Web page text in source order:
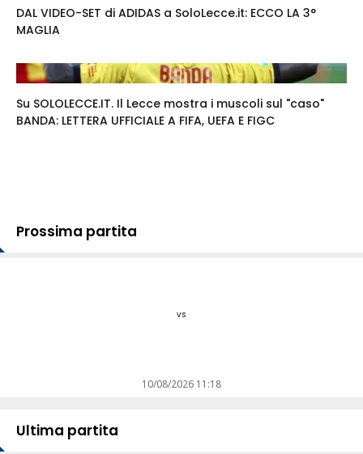
DAL VIDEO-SET di ADIDAS a SoloLecce.it: ECCO LA 3°
MAGLIA
Su SOLOLECCE.IT. Il Lecce mostra i muscoli sul "caso"
BANDA: LETTERA UFFICIALE A FIFA, UEFA E FIGC
Prossima partita
vs
10/08/2026 11:18
Ultima partita